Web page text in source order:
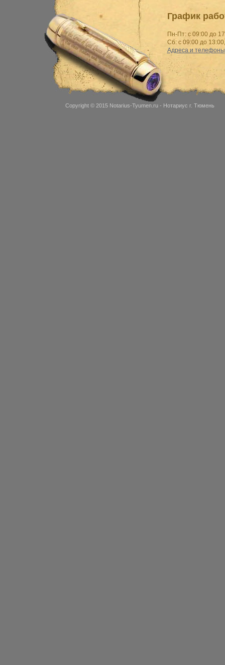
График
Пн-Пт: с 09:00 до
Сб: с 09:00 до
Адреса и телефоны
Copyright © 2015 Notarius-Tyumen.ru- Нотариус г. Тюмень